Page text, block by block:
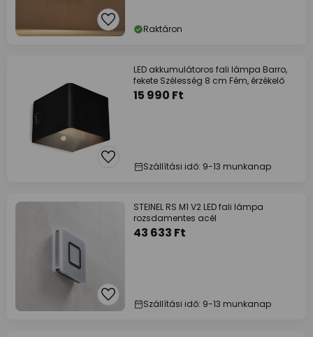
Raktáron
LED akkumulátoros fali lámpa Barro,
fekete Szélesség 8 cm Fém, érzékelő
15 990 Ft
Szállítási idő: 9-13 munkanap
STEINEL RS M1 V2 LED fali lámpa
rozsdamentes acél
43 633 Ft
Szállítási idő: 9-13 munkanap